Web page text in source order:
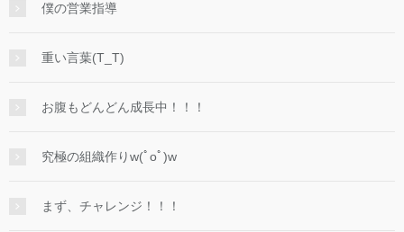
僕の営業指導
重い言葉(T_T)
お腹もどんどん成長中！！！
究極の組織作りw(ﾟoﾟ)w
まず、チャレンジ！！！